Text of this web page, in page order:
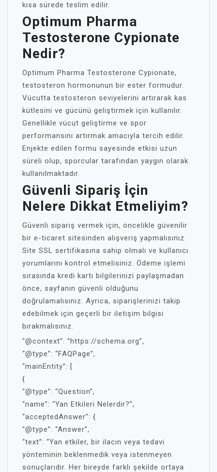
kısa sürede teslim edilir.
Optimum Pharma
Testosterone Cypionate
Nedir?
Optimum Pharma Testosterone Cypionate,
testosteron hormonunun bir ester formudur.
Vücutta testosteron seviyelerini artırarak kas
kütlesini ve gücünü geliştirmek için kullanılır.
Genellikle vücut geliştirme ve spor
performansını artırmak amacıyla tercih edilir.
Enjekte edilen formu sayesinde etkisi uzun
süreli olup, sporcular tarafından yaygın olarak
kullanılmaktadır.
Güvenli Sipariş İçin
Nelere Dikkat Etmeliyim?
Güvenli sipariş vermek için, öncelikle güvenilir
bir e-ticaret sitesinden alışveriş yapmalısınız.
Site SSL sertifikasına sahip olmalı ve kullanıcı
yorumlarını kontrol etmelisiniz. Ödeme işlemi
sırasında kredi kartı bilgilerinizi paylaşmadan
önce, sayfanın güvenli olduğunu
doğrulamalısınız. Ayrıca, siparişlerinizi takip
edebilmek için geçerli bir iletişim bilgisi
bırakmalısınız.
“@context”: “https://schema.org”,
“@type”: “FAQPage”,
“mainEntity”: [
{
“@type”: “Question”,
“name”: “Yan Etkileri Nelerdir?”,
“acceptedAnswer”: {
“@type”: “Answer”,
“text”: “Yan etkiler, bir ilacın veya tedavi
yönteminin beklenmedik veya istenmeyen
sonuçlarıdır. Her bireyde farklı şekilde ortaya